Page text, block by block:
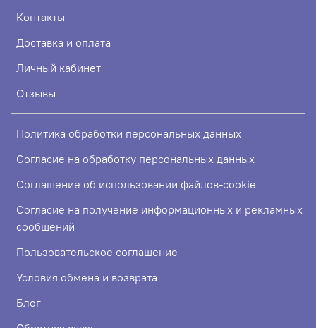
Контакты
Доставка и оплата
Личный кабинет
Отзывы
Политика обработки персональных данных
Согласие на обработку персональных данных
Соглашение об использовании файлов-cookie
Согласие на получение информационных и рекламных
сообщений
Пользовательское соглашение
Условия обмена и возврата
Блог